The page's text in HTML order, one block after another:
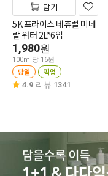
담기
5K 프라이스 네츄럴 미네
랄 워터 2L*6입
1,980원
100ml당 16원
당일 픽업
4.9 리뷰 1341